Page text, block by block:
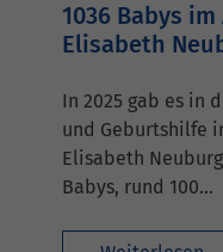
1036 Babys
Elisabeth
In 2025 gab es in
und Geburtshilfe
Elisabeth
Babys, rund 100…